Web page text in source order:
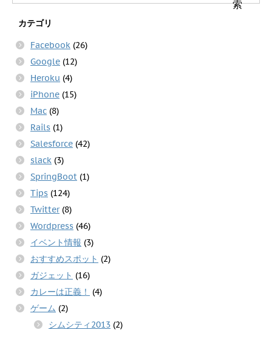
カテゴリ
Facebook (26)
Google (12)
Heroku (4)
iPhone (15)
Mac (8)
Rails (1)
Salesforce (42)
slack (3)
SpringBoot (1)
Tips (124)
Twitter(8)
Wordpress (46)
イベント情報 (3)
おすすめスポット (2)
ガジェット (16)
カレーは正義！
(4)
ゲーム (2)
シムシティ2013 (2)